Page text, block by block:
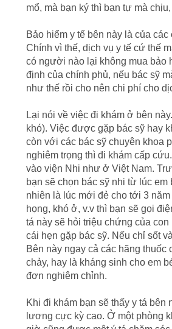
mổ, mà bạn ký thì bạn tự mà
Bảo hiểm y tế bên này là của
Chính vì thế, dịch vụ y tế cứ thế
có người nào lại không mua bảo
định của chính phủ, nếu bác sỹ
như thế rồi cho nên chi phí cho
Lại nói về việc đi khám ở bên
khó). Việc được gặp bác sỹ hay
còn với các bác sỹ chuyên khoa
nghiêm trọng thì đi khám cấp
vào viện Nhi như ở Việt Nam.
bạn sẽ chọn bác sỹ nhi từ lúc
nhiên là lúc mới đẻ cho tới 3
họng, khó ở, v.v thì bạn sẽ gọi
tá này sẽ hỏi triệu chứng của
cái hẹn gặp bác sỹ. Nếu chỉ sốt
Bên này ngay cả các hãng
chảy, hay là kháng sinh cho em
đơn nghiêm chỉnh.
Khi đi khám bạn sẽ thấy y tá bên
lương cực kỳ cao. Ở một phòng